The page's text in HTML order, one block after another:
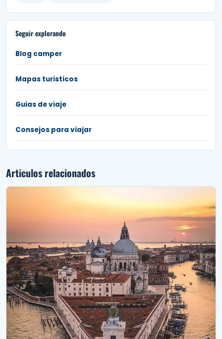
Seguir explorando
Blog camper
Mapas turisticos
Guias de viaje
Consejos para viajar
Articulos relacionados